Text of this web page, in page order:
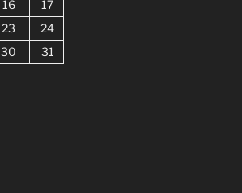
16
17
23
24
30
31